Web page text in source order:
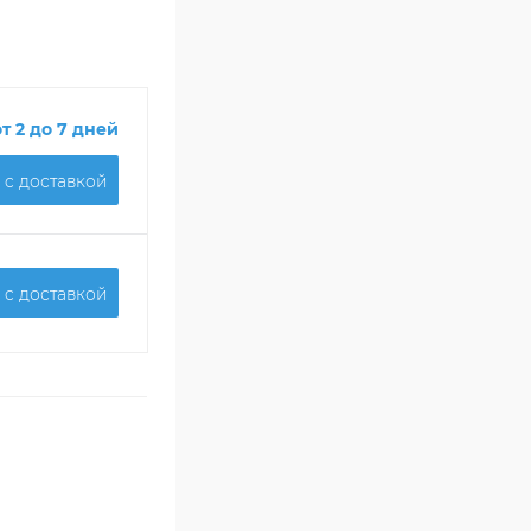
2 до 7 дней
доставкой
доставкой